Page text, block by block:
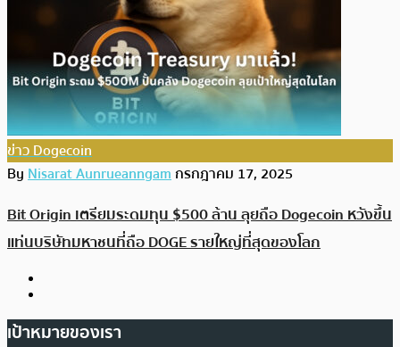
ข่าว Dogecoin
ByNisarat Aunrueanngamกรกฎาคม 17, 2025
Bit Origin เตรียมระดมทุน $500 ล้าน ลุยถือ Dogecoin หวังขึ้น
แท่นบริษัทมหาชนที่ถือ DOGE รายใหญ่ที่สุดของโลก
เป้าหมายของเรา